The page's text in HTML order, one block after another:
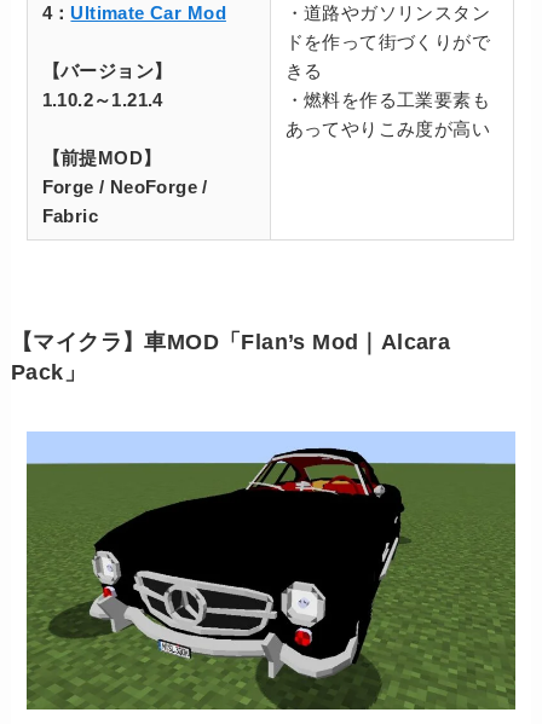
4： Ultimate Car Mod
【バージョン】
1.10.2～1.21.4
【前提MOD】
Forge / NeoForge /
Fabric
・道路やガソリンスタン
ドを作って街づくりがで
きる
・燃料を作る工業要素も
あってやりこみ度が高い
【マイクラ】車MOD「Flan’s Mod｜Alcara
Pack」